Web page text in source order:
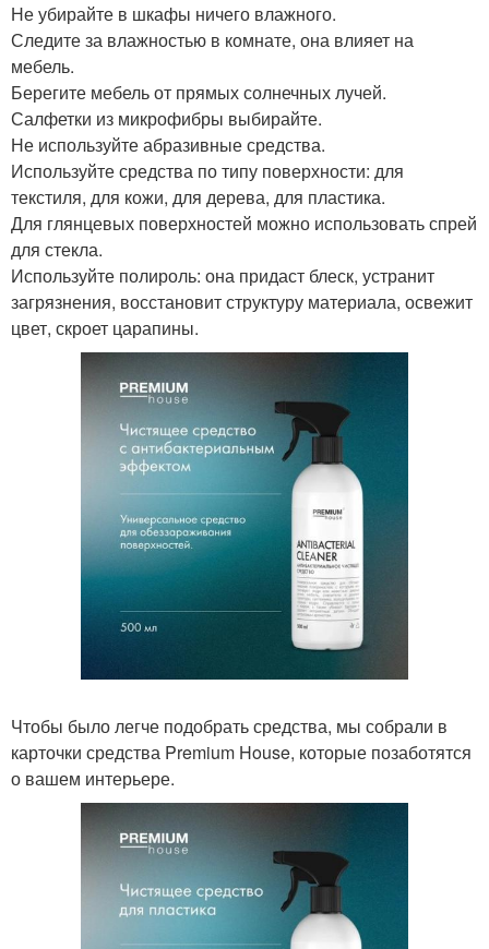
Не убирайте в шкафы ничего влажного.
Следите за влажностью в комнате, она влияет на
мебель.
Берегите мебель от прямых солнечных лучей.
Салфетки из микрофибры выбирайте.
Не используйте абразивные средства.
Используйте средства по типу поверхности: для
текстиля, для кожи, для дерева, для пластика.
Для глянцевых поверхностей можно использовать спрей
для стекла.
Используйте полироль: она придаст блеск, устранит
загрязнения, восстановит структуру материала, освежит
цвет, скроет царапины.
Чтобы было легче подобрать средства, мы собрали в
карточки средства Premium House, которые позаботятся
о вашем интерьере.